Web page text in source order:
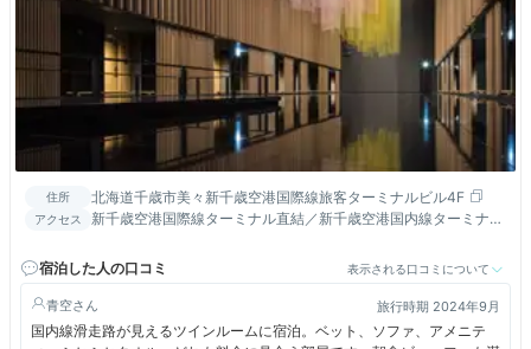
住所 北海道千歳市美々新千歳空港国際線旅客ターミナルビル4F
アクセス
新千歳空港国際線ターミナル直結／新千歳空港国内線ターミナ
㎞
宿泊した人の口コミ 表示される口コミについて
青空 旅行時期 2024年9月
国内線滑走路が見えるツインルームに宿泊。ベット、ソファ、アメニテ